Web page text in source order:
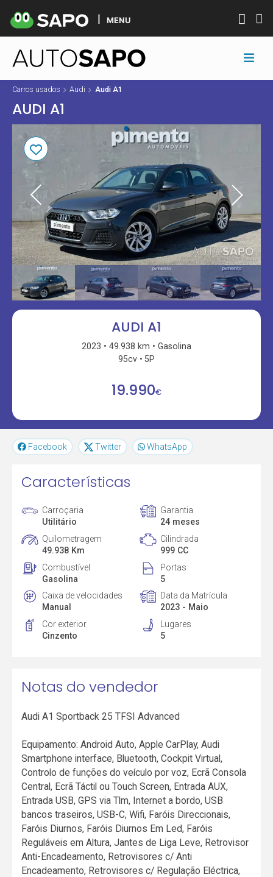
MENU
Carros usados Audi Audi A1
AUDI A1
AUDI A1
2023 49.938 km
Gasolina
95cv
5P
19.990€
Facebook Twitter WhatsApp
Características
Carroçaria
Utilitário
Garantia
24 meses
Quilometragem
49.938 Km
Cilindrada
999 CC
Combustível
Gasolina
Portas
5
Caixa de velocidades
Manual
Data da Matrícula
2023 - Maio
Cor exterior
Cinzento
Lugares
5
Notas do vendedor
Audi A1 Sportback 25 TFSI Advanced
Equipamento: Android Auto, Apple CarPlay, Audi
Smartphone interface, Bluetooth, Cockpit Virtual,
Controlo de funções do veículo por voz, Ecrã Consola
Central, Ecrã Táctil ou Touch Screen, Entrada AUX,
Entrada USB, GPS via Tlm, Internet a bordo, USB
bancos traseiros, USB-C, Wifi, Faróis Direccionais,
Faróis Diurnos, Faróis Diurnos Em Led, Faróis
Reguláveis em Altura, Jantes de Liga Leve, Retrovisor
Anti-Encadeamento, Retrovisores c/ Anti
Encadeamento, Retrovisores c/ Regulação Eléctrica,